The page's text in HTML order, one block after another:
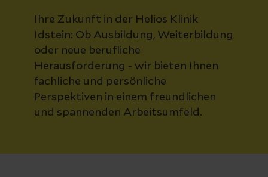
Ihre Zukunft in der Helios Klinik
Idstein: Ob Ausbildung, Weiterbildung
oder neue berufliche
Herausforderung - wir bieten Ihnen
fachliche und persönliche
Perspektiven in einem freundlichen
und spannenden Arbeitsumfeld.